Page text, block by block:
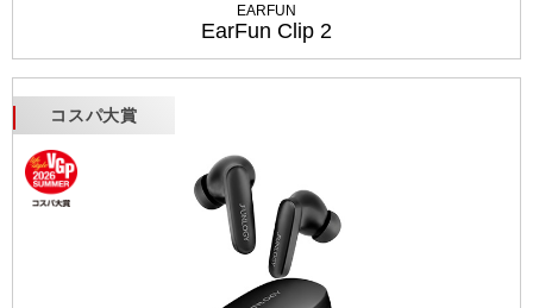
EARFUN
EarFun Clip 2
コスパ大賞